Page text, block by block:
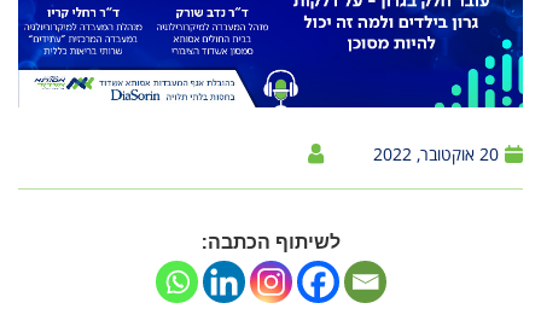
20 אוקטובר, 2022
לשיתוף הכתבה: